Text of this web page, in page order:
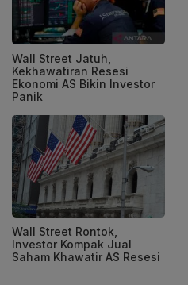
Wall Street Jatuh,
Kekhawatiran Resesi
Ekonomi AS Bikin Investor
Panik
Wall Street Rontok,
Investor Kompak Jual
Saham Khawatir AS Resesi